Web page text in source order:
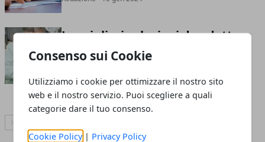
Consenso sui Cookie
Utilizziamo i cookie per ottimizzare il nostro sito
web e il nostro servizio. Puoi scegliere a quali
categorie dare il tuo consenso.
Cookie Policy | Privacy Policy
Le migliori soluzioni da adottare
per rimediare alla caduta dei
Redazione- 22 nov 2023
Articolo Successivo